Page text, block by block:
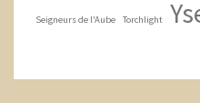
Seigneurs de l'Aube Torchlight